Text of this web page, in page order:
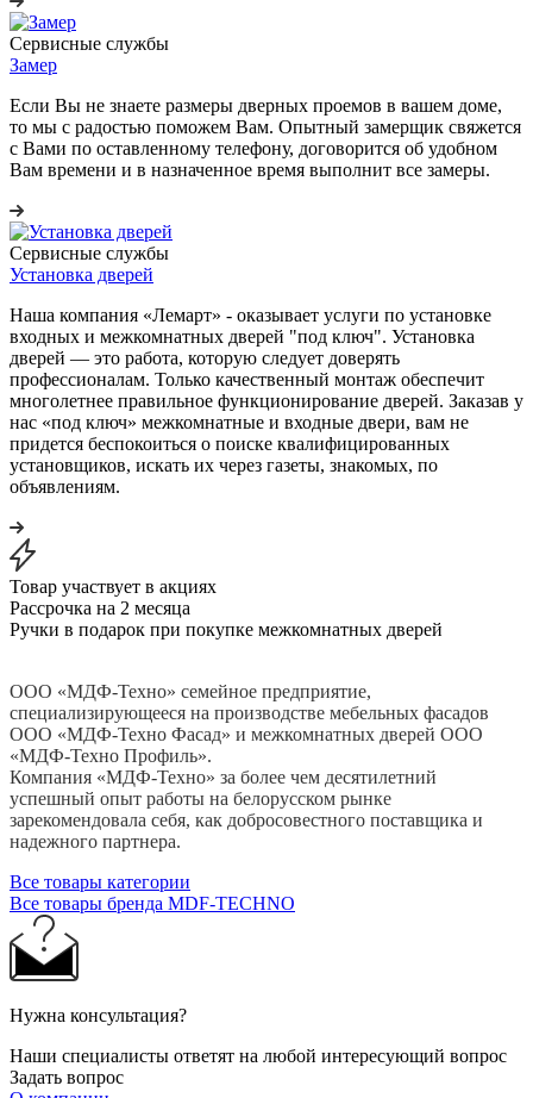
Сервисные службы
Замер
Если Вы не знаете размеры дверных проемов в вашем доме,
то мы с радостью поможем Вам. Опытный замерщик свяжется
с Вами по оставленному телефону, договорится об удобном
Вам времени и в назначенное время выполнит все замеры.
Сервисные службы
Установка дверей
Наша компания «Лемарт» - оказывает услуги по установке
входных и межкомнатных дверей "под ключ". Установка
дверей — это работа, которую следует доверять
профессионалам. Только качественный монтаж обеспечит
многолетнее правильное функционирование дверей. Заказав у
нас «под ключ» межкомнатные и входные двери, вам не
придется беспокоиться о поиске квалифицированных
установщиков, искать их через газеты, знакомых, по
объявлениям.
Товар участвует в акциях
Рассрочка на 2 месяца
Ручки в подарок при покупке межкомнатных дверей
ООО «МДФ-Техно» семейное предприятие,
специализирующееся на производстве мебельных фасадов
ООО «МДФ-Техно Фасад» и межкомнатных дверей ООО
«МДФ-Техно Профиль».
Компания «МДФ-Техно» за более чем десятилетний
успешный опыт работы на белорусском рынке
зарекомендовала себя, как добросовестного поставщика и
надежного партнера.
Все товары категории
Все товары бренда MDF-TECHNO
Нужна консультация?
Наши специалисты ответят на любой интересующий вопрос
Задать вопрос